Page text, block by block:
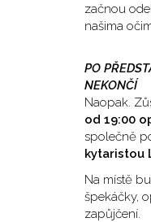
začnou
našima
PO
NEKONČÍ
Naopak.
od 19:00
společně
kytaristou
Na místě
špekáčky,
zapůjčení.